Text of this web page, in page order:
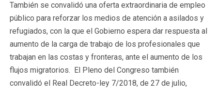
También se convalidó una oferta extraordinaria de empleo
público para reforzar los medios de atención a asilados y
refugiados, con la que el Gobierno espera dar respuesta al
aumento de la carga de trabajo de los profesionales que
trabajan en las costas y fronteras, ante el aumento de los
flujos migratorios. El Pleno del Congreso también
convalidó el Real Decreto-ley 7/2018, de 27 de julio,